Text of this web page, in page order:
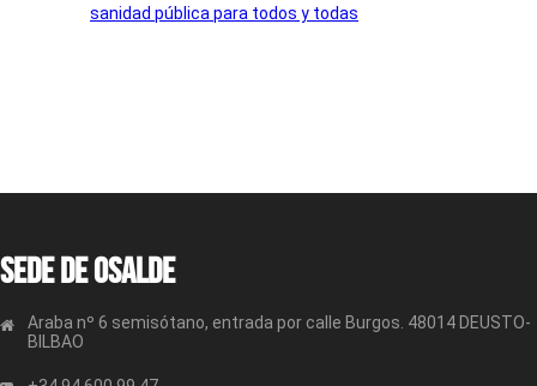
sanidad pública para todos y todas
Sede de OSALDE
Araba nº 6 semisótano, entrada por calle Burgos. 48014 DEUSTO-
BILBAO